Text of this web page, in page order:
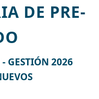
DE PRE-
- GESTIÓN 2026